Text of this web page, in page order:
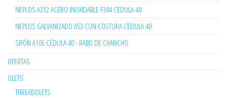
NEPLOS A312 ACERO INOXIDABLE F304 CEDULA 40
NEPLOS GALVANIZADO A53 CON COSTURA CEDULA 40
SIFÓN A106 CÉDULA 40 - RABO DE CHANCHO
OFERTAS
OLETS
THREADOLETS